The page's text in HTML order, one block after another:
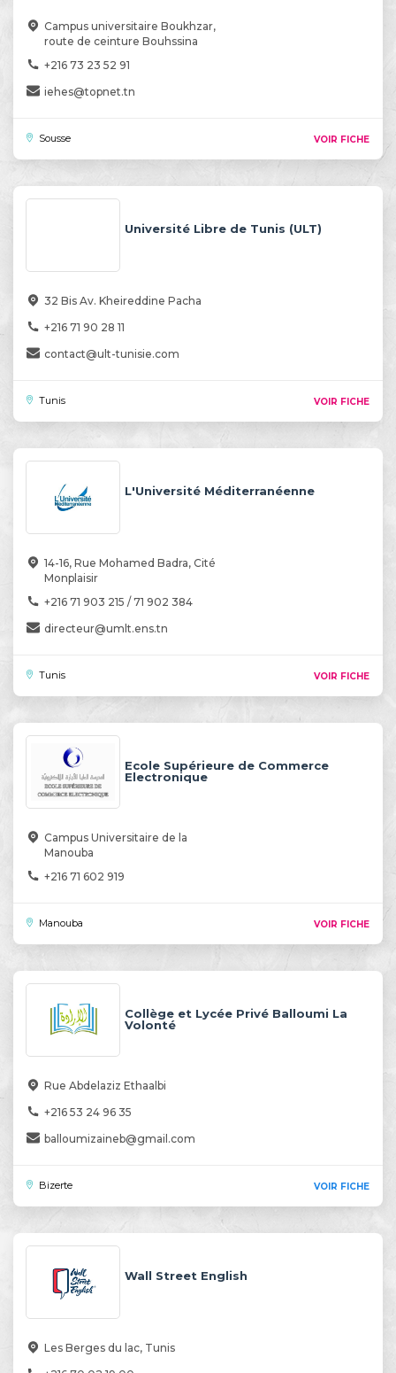
Campus universitaire Boukhzar,
route de ceinture Bouhssina
+216 73 23 52 91
iehes@topnet.tn
Sousse VOIR FICHE
Université Libre de Tunis (ULT)
32 Bis Av. Kheireddine Pacha
+216 71 90 28 11
contact@ult-tunisie.com
Tunis VOIR FICHE
L'Université Méditerranéenne
14-16, Rue Mohamed Badra, Cité
Monplaisir
+216 71 903 215 / 71 902 384
directeur@umlt.ens.tn
Tunis VOIR FICHE
Ecole Supérieure de Commerce
Electronique
Campus Universitaire de la
Manouba
+216 71 602 919
Manouba VOIR FICHE
Collège et Lycée Privé Balloumi La
Volonté
Rue Abdelaziz Ethaalbi
+216 53 24 96 35
balloumizaineb@gmail.com
Bizerte VOIR FICHE
Wall Street English
Les Berges du lac, Tunis